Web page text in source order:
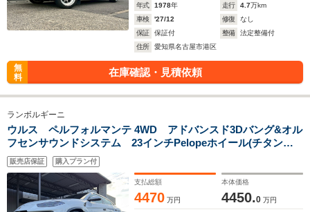
年式 1978年 走行 4.7万km
車検
'27/12 修復
なし
保証
保証付 整備
法定整備付
住所
愛知県名古屋市港区
無
料
在庫確認・見積依頼
ランボルギーニ
ウルス ペルフォルマンテ 4WD アドバンスド3Dバング&オル
フセンサウンドシステム 23インチPelopeホイール(チタンボ
ルト付シャイニードック アド・ペルソナム) パノラミックル
ーフ ハイウェイ・アシスタント 取扱説明書 スペアキー
販売店保証 購入プラン付
支払総額
4470 万円
本体価格
4450.0 万円